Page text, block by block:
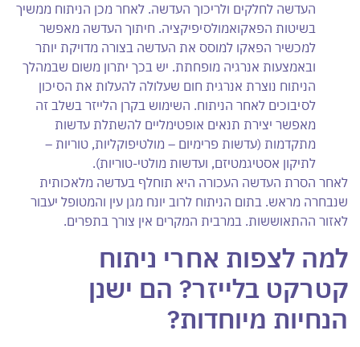
העדשה לחלקים ולריכוך העדשה. לאחר מכן הניתוח ממשיך
בשיטות הפאקואמולסיפיקציה. חיתוך העדשה מאפשר
למכשיר הפאקו למוסס את העדשה בצורה מדויקת יותר
ובאמצעות אנרגיה מופחתת. יש בכך יתרון משום שבמהלך
הניתוח נוצרת אנרגית חום שעלולה להעלות את הסיכון
לסיבוכים לאחר הניתוח. השימוש בקרן הלייזר בשלב זה
מאפשר יצירת תנאים אופטימליים להשתלת עדשות
מתקדמות (עדשות פרימיום – מולטיפוקליות, טוריות –
לתיקון אסטיגמטיזם, ועדשות מולטי-טוריות).
לאחר הסרת העדשה העכורה היא תוחלף בעדשה מלאכותית
שנבחרה מראש. בתום הניתוח לרוב יונח מגן עין והמטופל יעבור
לאזור ההתאוששות. במרבית המקרים אין צורך בתפרים.
למה לצפות אחרי ניתוח
קטרקט בלייזר? הם ישנן
הנחיות מיוחדות?